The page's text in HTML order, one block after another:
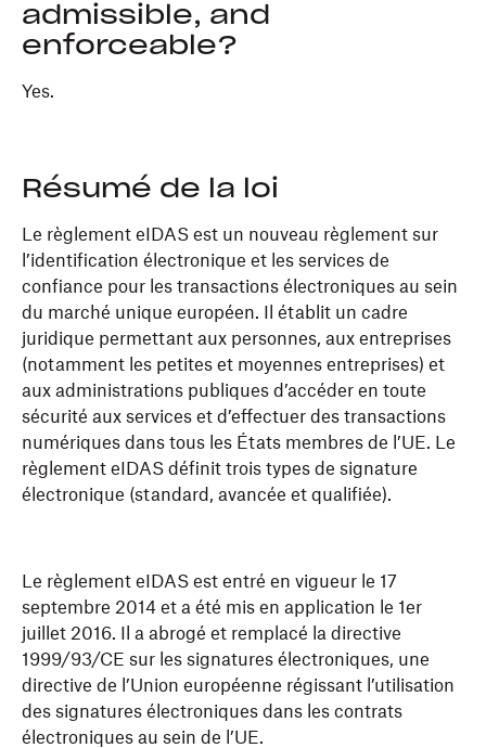
admissible, and
enforceable?
Yes.
Résumé de la loi
Le règlement eIDAS est un nouveau règlement sur
l’identification électronique et les services de
confiance pour les transactions électroniques au sein
du marché unique européen. Il établit un cadre
juridique permettant aux personnes, aux entreprises
(notamment les petites et moyennes entreprises) et
aux administrations publiques d’accéder en toute
sécurité aux services et d’effectuer des transactions
numériques dans tous les États membres de l’UE. Le
règlement eIDAS définit trois types de signature
électronique (standard, avancée et qualifiée).
Le règlement eIDAS est entré en vigueur le 17
septembre 2014 et a été mis en application le 1er
juillet 2016. Il a abrogé et remplacé la directive
1999/93/CE sur les signatures électroniques, une
directive de l’Union européenne régissant l’utilisation
des signatures électroniques dans les contrats
électroniques au sein de l’UE.